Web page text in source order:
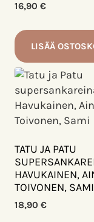
16,90 €
LISÄÄ
TATU JA PATU
HAVUKAINEN,
TOIVONEN, SAMI
18,90 €